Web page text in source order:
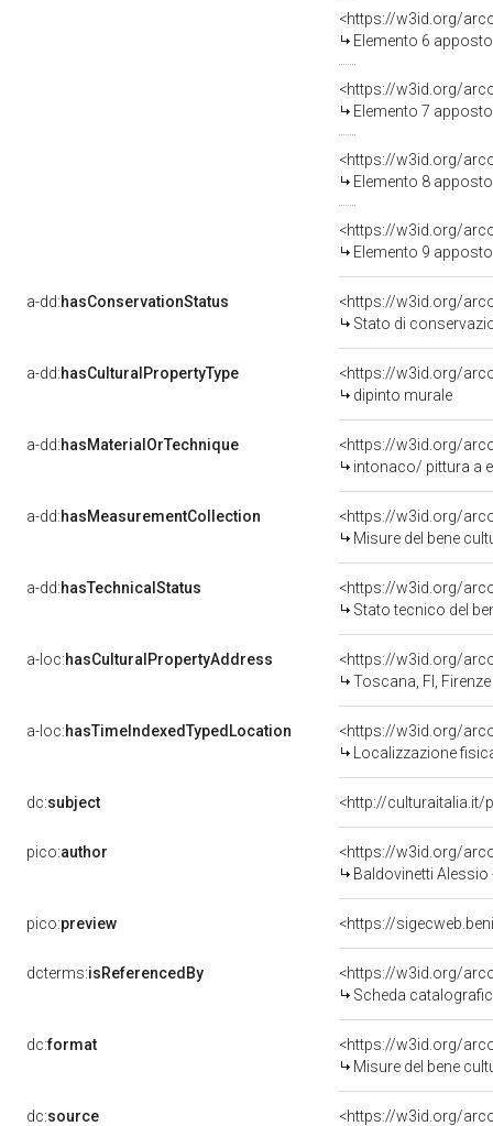
<https://w3id.org/
Elemento 6
<https://w3id.org/
Elemento 7
<https://w3id.org/
Elemento 8
<https://w3id.org/
Elemento 9
a-dd:hasConservationStatus
<https://w3id.org/
Stato di
a-dd:hasCulturalPropertyType
<https://w3id.org/
dipinto murale
a-dd:hasMaterialOrTechnique
<https://w3id.org/
intonaco/ pittura a
a-dd:hasMeasurementCollection
<https://w3id.org/
Misure del bene
a-dd:hasTechnicalStatus
<https://w3id.org/
Stato tecnico del
a-loc:hasCulturalPropertyAddress
<https://w3id.org/
Toscana, FI, Firenze
a-loc:hasTimeIndexedTypedLocation
<https://w3id.org/
Localizzazione
dc:subject <http://culturaitalia.it/
pico:author
<https://w3id.org/
Baldovinetti
pico:preview <https://
dcterms:isReferencedBy
<https://w3id.org/
Scheda
dc:format
<https://w3id.org/
Misure del bene
dc:source
<https://w3id.org/